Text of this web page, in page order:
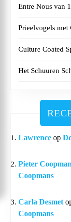
Entre Nous van
Prieelvogels met
Culture Coated
Het Schuuren
Lawrence op
Pieter
Coopmans
Carla Desmet
Coopmans